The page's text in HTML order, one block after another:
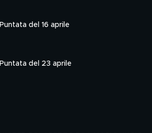
Puntata del 16 aprile
Puntata del 23 aprile